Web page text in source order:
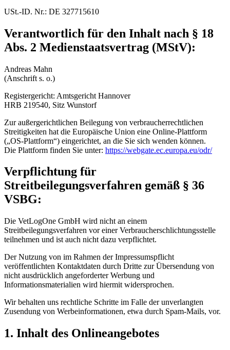
USt.-ID. Nr.: DE 327715610
Verantwortlich für den Inhalt nach § 18
Abs. 2 Medienstaatsvertrag (MStV):
Andreas Mahn
(Anschrift s. o.)
Registergericht: Amtsgericht Hannover
HRB 219540, Sitz Wunstorf
Zur außergerichtlichen Beilegung von verbraucherrechtlichen
Streitigkeiten hat die Europäische Union eine Online-Plattform
(„OS-Plattform“) eingerichtet, an die Sie sich wenden können.
Die Plattform finden Sie unter: https://webgate.ec.europa.eu/odr/
Verpflichtung für
Streitbeilegungsverfahren gemäß § 36
VSBG:
Die VetLogOne GmbH wird nicht an einem
Streitbeilegungsverfahren vor einer Verbraucherschlichtungsstelle
teilnehmen und ist auch nicht dazu verpflichtet.
Der Nutzung von im Rahmen der Impressumspflicht
veröffentlichten Kontaktdaten durch Dritte zur Übersendung von
nicht ausdrücklich angeforderter Werbung und
Informationsmaterialien wird hiermit widersprochen.
Wir behalten uns rechtliche Schritte im Falle der unverlangten
Zusendung von Werbeinformationen, etwa durch Spam-Mails, vor.
1. Inhalt des Onlineangebotes